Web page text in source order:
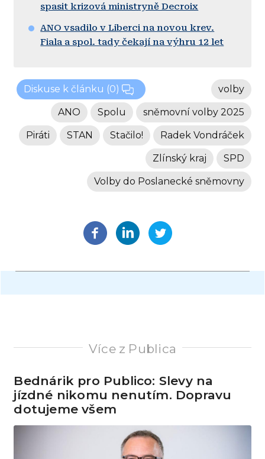
spasit krizová ministryně Decroix
ANO vsadilo v Liberci na novou krev.
Fiala a spol. tady čekají na výhru 12 let
Diskuse k článku (0) volby
sněmovní volby 2025
Spolu
ANO
Radek Vondráček
Stačilo!
STAN
Piráti
SPD
Zlínský kraj
Volby do Poslanecké sněmovny
Více z Publica
Bednárik pro Publico: Slevy na
jízdné nikomu nenutím. Dopravu
dotujeme všem